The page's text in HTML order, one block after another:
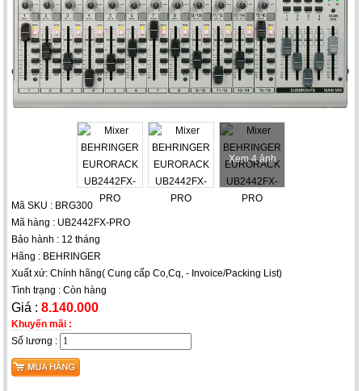
Xem 4 ảnh
Mã SKU : BRG300
Mã hàng : UB2442FX-PRO
Bảo hành : 12 tháng
Hãng : BEHRINGER
Xuất xứ: Chính hãng( Cung cấp Co,Cq, - Invoice/Packing List)
Tình trạng : Còn hàng
Giá :8.140.000
Khuyến mãi :
Số lương :